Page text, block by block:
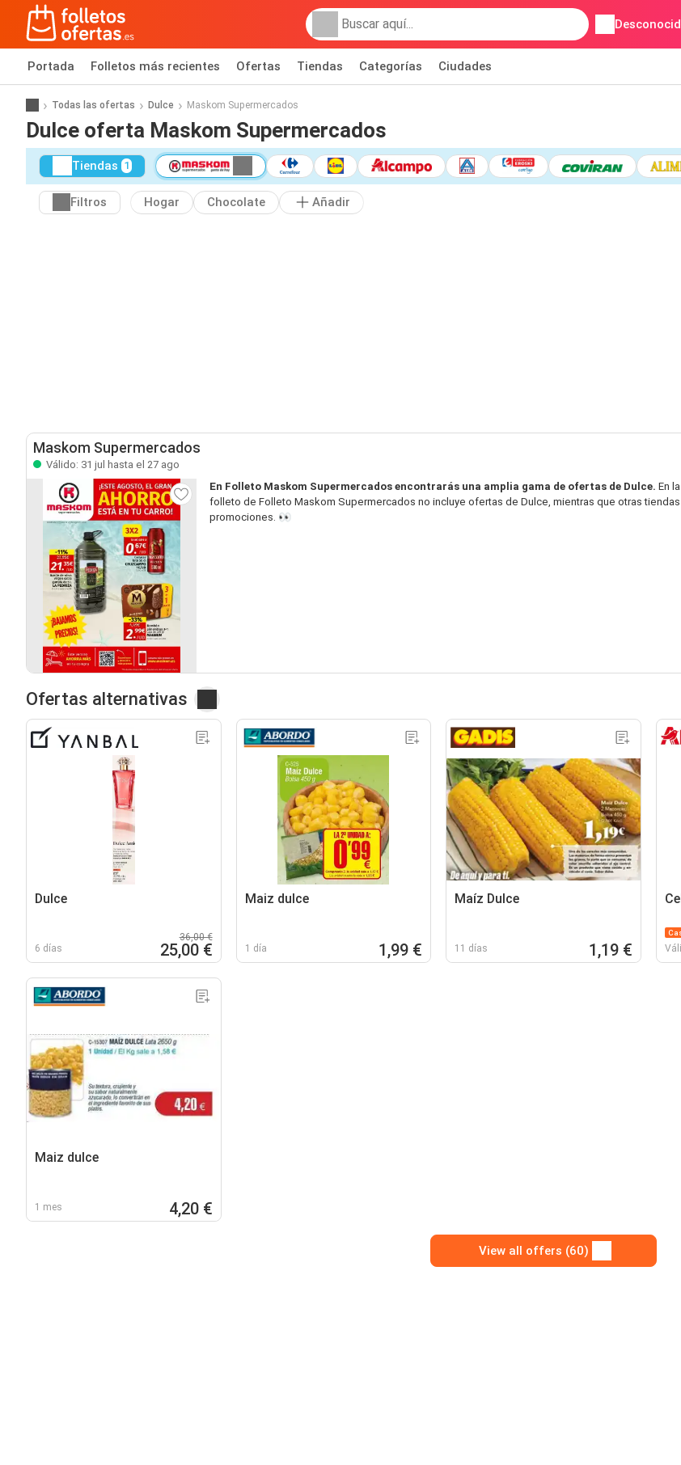
Portada Folletos más recientes Ofertas Tiendas Categorías Ciudades
Todas las ofertas Dulce Maskom Supermercados
Dulce oferta Maskom Supermercados
Tiendas 1
Filtros Hogar Chocolate Añadir
Maskom Supermercados
Válido: 31 jul hasta el 27 ago
En Folleto Maskom Supermercados encontrarás una amplia gama de ofertas de Dulce. En
folleto de Folleto Maskom Supermercados no incluye ofertas de Dulce, mientras que otras
promociones. 👀
Ofertas alternativas
Dulce
6 días
36,00 €
25,00 €
Maiz dulce
1 día 1,99 €
Maíz Dulce
11 días 1,19 €
Maiz dulce
1 mes 4,20 €
View all offers (60)